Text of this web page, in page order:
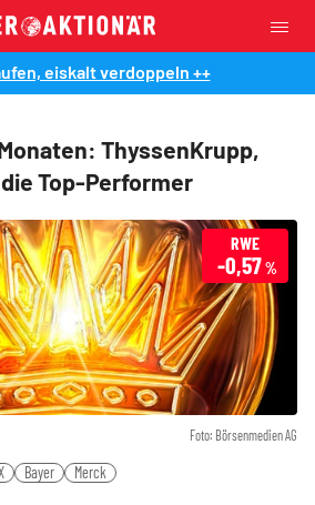
eiskalt verdoppeln ++
ThyssenKrupp,
Top-Performer
Foto: Börsenmedien AG
RWE
-0,57%
Bayer Merck